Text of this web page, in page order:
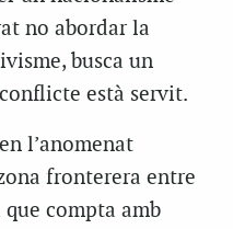
no abordar la
busca un
està servit.
l’anomenat
fronterera entre
compta amb